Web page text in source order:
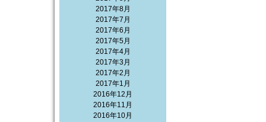
2017年8月
2017年7月
2017年6月
2017年5月
2017年4月
2017年3月
2017年2月
2017年1月
2016年12月
2016年11月
2016年10月